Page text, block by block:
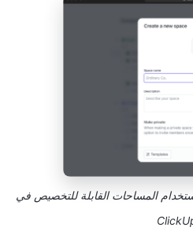
المساحات القابلة للتخصيص في